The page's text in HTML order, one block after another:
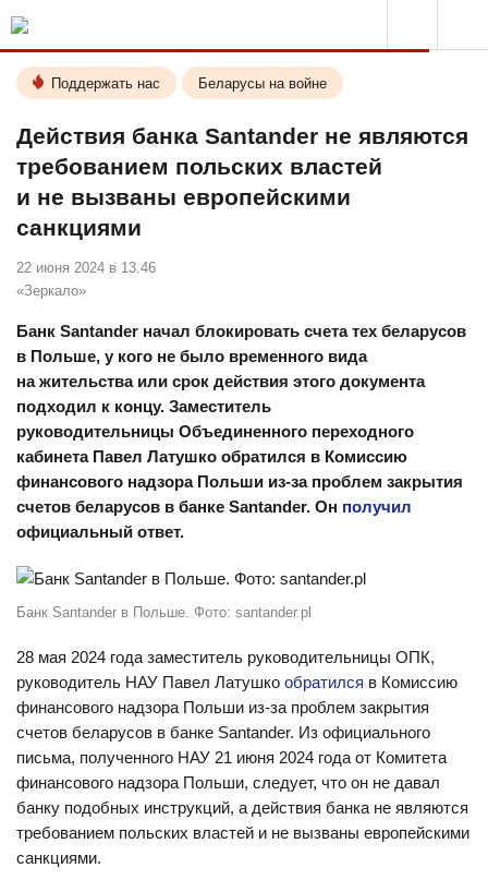
Поддержать нас Беларусы на войне
Действия банка Santander не являются
требованием польских властей
и не вызваны европейскими
санкциями
22 июня 2024 в 13.46
«Зеркало»
Банк Santander начал блокировать счета тех беларусов
в Польше, у кого не было временного вида
на жительства или срок действия этого документа
подходил к концу. Заместитель
руководительницы Объединенного переходного
кабинета Павел Латушко обратился в Комиссию
финансового надзора Польши из-за проблем закрытия
счетов беларусов в банке Santander. Он получил
официальный ответ.
Банк Santander в Польше. Фото: santander.pl
28 мая 2024 года заместитель руководительницы ОПК,
руководитель НАУ Павел Латушко обратился в Комиссию
финансового надзора Польши из-за проблем закрытия
счетов беларусов в банке Santander. Из официального
письма, полученного НАУ 21 июня 2024 года от Комитета
финансового надзора Польши, следует, что он не давал
банку подобных инструкций, а действия банка не являются
требованием польских властей и не вызваны европейскими
санкциями.